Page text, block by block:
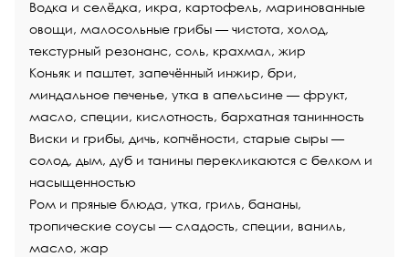
Водка и селёдка, икра, картофель, маринованные
овощи, малосольные грибы — чистота, холод,
текстурный резонанс, соль, крахмал, жир
Коньяк и паштет, запечённый инжир, бри,
миндальное печенье, утка в апельсине — фрукт,
масло, специи, кислотность, бархатная танинность
Виски и грибы, дичь, копчёности, старые сыры —
солод, дым, дуб и танины перекликаются с белком и
насыщенностью
Ром и пряные блюда, утка, гриль, бананы,
тропические соусы — сладость, специи, ваниль,
масло, жар